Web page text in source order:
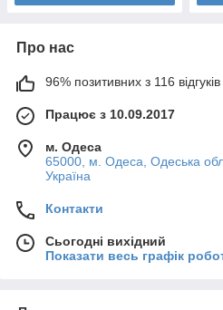
Про нас
96% позитивних з 116 відгуків
Працює з 10.09.2017
м. Одеса
65000, м. Одеса, Одеська
Україна
Контакти
Сьогодні вихідний
Показати весь графік